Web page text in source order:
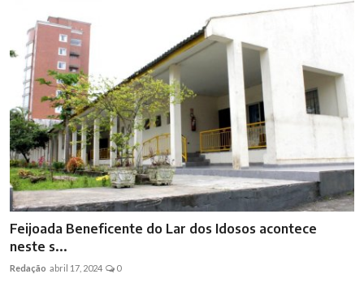
Feijoada Beneficente do Lar dos Idosos acontece
neste s...
Redação abril 17, 2024 0